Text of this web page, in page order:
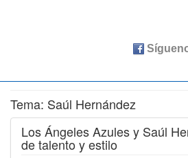
Tema: Saúl Hernández
Los Ángeles Azules y Saúl
de talento y estilo